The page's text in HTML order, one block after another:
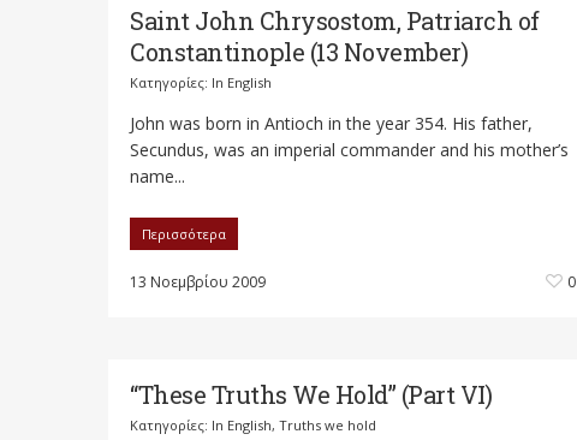
Saint John Chrysostom, Patriarch of
Constantinople (13 November)
Κατηγορίες: In English
John was born in Antioch in the year 354. His father,
Secundus, was an imperial commander and his mother’s
name...
Περισσότερα
13 Νοεμβρίου 2009 0
“These Truths We Hold” (Part VI)
Κατηγορίες: In English, Truths we hold